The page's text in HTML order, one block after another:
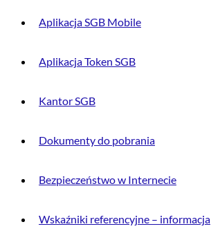
Aplikacja SGB Mobile
Aplikacja Token SGB
Kantor SGB
Dokumenty do pobrania
Bezpieczeństwo w Internecie
Wskaźniki referencyjne – informacja